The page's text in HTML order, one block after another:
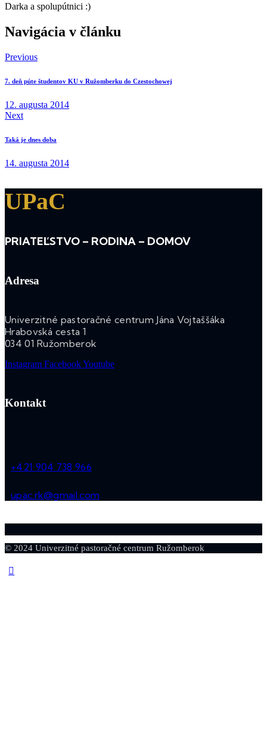
Darka a spolupútnici :)
Navigácia v článku
Previous
7. deň púte študentov KU v Ružomberku do Czestochowej
12. augusta 2014
Next
Taká je dnes doba
14. augusta 2014
UPaC
PRIATEĽSTVO – RODINA – DOMOV
Adresa
Univerzitné pastoračné centrum Jána Vojtaššáka
Hrabovská cesta 1
034 01 Ružomberok
Instagram FacebookYoutube
Kontakt
+421 904 738 966
upac.rk@gmail.com
© 2024 Univerzitné pastoračné centrum Ružomberok